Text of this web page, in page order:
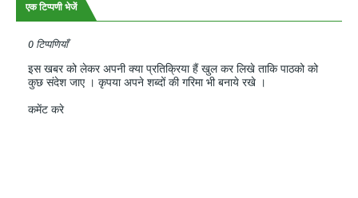
एक टिप्पणी भेजें
0 टिप्पणियाँ
इस खबर को लेकर अपनी क्या प्रतिक्रिया हैं खुल कर लिखे ताकि पाठको को
कुछ संदेश जाए । कृपया अपने शब्दों की गरिमा भी बनाये रखे ।
कमेंट करे